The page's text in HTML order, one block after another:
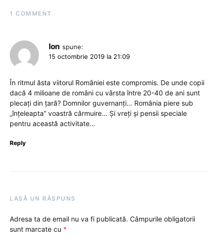
1 COMMENT
Ion spune:
15 octombrie 2019 la 21:09
În ritmul ăsta viitorul României este compromis. De unde copii
dacă 4 milioane de români cu vârsta între 20-40 de ani sunt
plecați din țară? Domnilor guvernanți… România piere sub
„înțeleapta” voastră cârmuire… Și vreți și pensii speciale
pentru această activitate…
Reply
LASĂ UN RĂSPUNS
Adresa ta de email nu va fi publicată. Câmpurile obligatorii
sunt marcate cu *